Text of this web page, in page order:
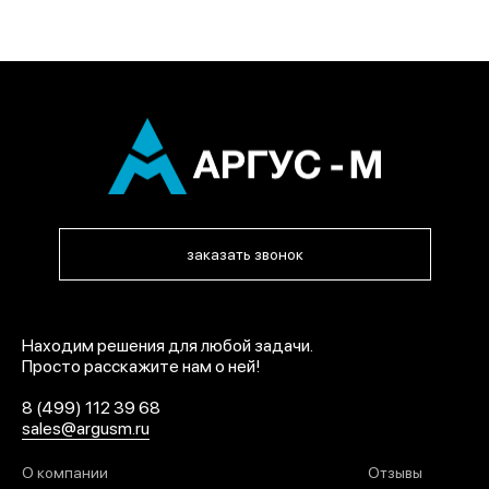
заказать звонок
Находим решения для любой задачи.
Просто расскажите нам о ней!
8 (499) 112 39 68
sales@argusm.ru
О компании
Отзывы